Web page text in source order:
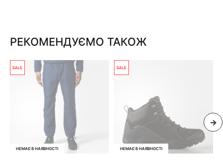
РЕКОМЕНДУЄМО ТАКОЖ
НЕМАЄ В НАЯВНОСТІ НЕМАЄ В НАЯВНОСТІ